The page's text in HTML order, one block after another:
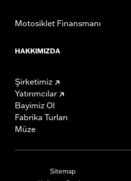
Motosiklet Finansmanı
HAKKIMIZDA
Şirketimiz
Yatırımcılar
Bayimiz Ol
Fabrika Turları
Müze
Sitemap